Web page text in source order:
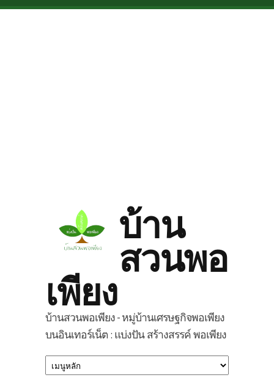
Skip to main content
บ้าน
สวนพอ
เพียง
บ้านสวนพอเพียง - หมู่บ้านเศรษฐกิจพอเพียง
บนอินเทอร์เน็ต : แบ่งปัน สร้างสรรค์ พอเพียง